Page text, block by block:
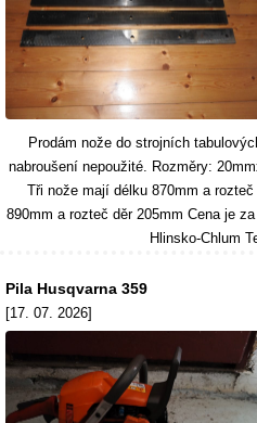
Prodám nože do strojních
nabroušení nepoužité. Rozměry:
Tři nože mají délku 870mm a
890mm a rozteč děr 205mm Cena je
Hlinsko-Chlum
Pila Husqvarna 359
[17. 07. 2026]